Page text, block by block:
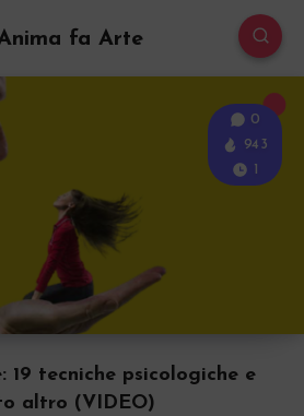
fa Arte
19 tecniche psicologiche e
altro (VIDEO)
0
943
1